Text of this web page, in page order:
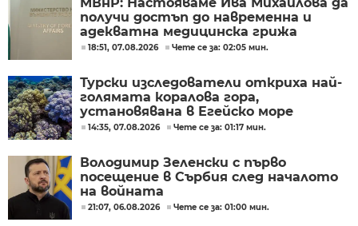
получи достъп до навременна и
адекватна медицинска грижа
18:51, 07.08.2026 Чете се за: 02:05 мин.
Турски изследователи откриха най-
голямата коралова гора,
установявана в Егейско море
14:35, 07.08.2026 Чете се за: 01:17 мин.
Володимир Зеленски с първо
посещение в Сърбия след началото
на войната
21:07, 06.08.2026 Чете се за: 01:00 мин.